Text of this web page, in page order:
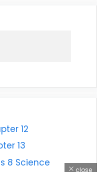
12
13
8 Science
close